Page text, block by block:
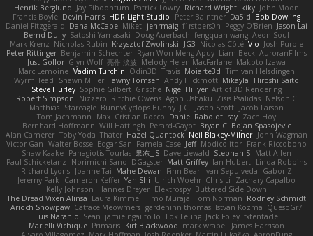
Henrik Berglund Jay Piboontum Patrick Lowry Richard Wright kiky John Moon
Francis Boyle Devin Harris HDR Light Studio Peter Baintner Da5id Bob Dowling
Daniel Fitzgerald Dana McCabe Miket jehrmaig f1rstpers0n Peggy O'Brien Jason Lai
Bernd Dully Satoshi Yamasaki Doug Auerbach fengquan wang Aeon Soul
Mark Krenz Nicholas Rubin Krzysztof Zwolinski JG3 Nicolas Côté V-o Josh Purple
Peter Rittinger Benjamin Schechter Ryan Won-Meng Apuy Liam Beck AuroranFilms
Just Gollor Glyn Wolf 亮作 淡波 Melody Helen MacFarlane Makoto Izawa
Marc Lemoine Vadim Turchin Odin3D Travis Moiarte3d Tim van Helsdingen
WyrmHead
Shawn Miller Tawny Tomsen Andy Hickmott Mikayla
Hiroshi Saito
Steve Hurley Sophie Gilbert Grische Nigel Hillyer Art of 3D Rendering
Robert Simpson
Nizzero Ritchie Owens Agon Ushaku Zisis Psalidas Nelson C
Matthias Stareagle BunnyCyclops Bunny J.C. Jason Scott Jacob Larson
Tom Jachmann
Max Cristian Rocco Daniel Raboldt ray Zach Hoy
Bernhard Hoffmann Will Hattingh Perard-Gayot Bryan C Bojan Spasojevic
Alan Camerer Toby Yoda Thater Hazel Quantock Neil Blakey-Milner John Wagman
Victor Gan Walter Bosse Edgar San Pamela Case Jeff Modicolitor Frank Riccobono
Shaw Kaake Panagiotis Tourlas 果冻_JS Dave Liewald Stephan S Matt Allen
Paul Schicketanz
Norimichi Sano DGagster Matt Griffey Ian Hubert Linda Robbins
Richard Lyons Joanne Tai Mahe Dewan Finn Bear Ivan Sepulveda
Gabor Z
Jeremy Park
Cameron Keffer Yan Shi Ulrich Woehr Chris Li
Zachary Capalbo
Kelly Johnson Hannes Dreyer Elektrospy Buttered Side Down
The Dread Vixen Alinsa Laura Kimmel Timo Muraja Tom Norman Rodney Schmidt
Arioch Snowpaw Catface Meowmers gardeninn thomas Istvan Kozma QuesoGr7
Luis Naranjo Sean jamie ngai to lo Lök Leung Jack Foley fxtentacle
Marielli Vichique Primaris Kirt Blackwood mark wrabel James Harrison